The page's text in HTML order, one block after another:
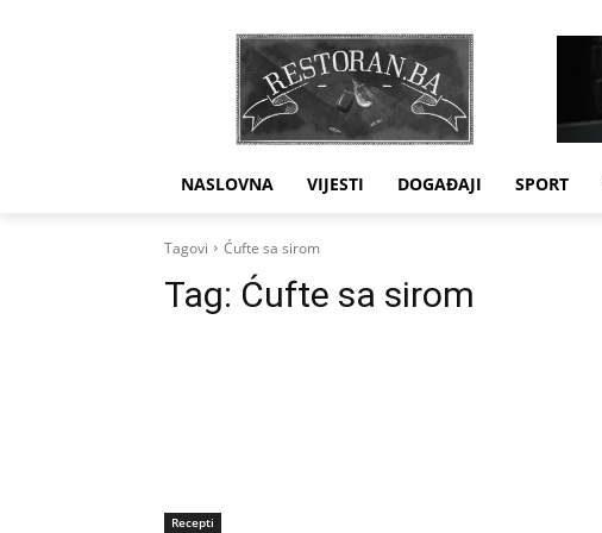
NASLOVNA VIJESTI DOGAĐAJI SPORT
Tagovi Ćufte sa sirom
Tag: Ćufte sa sirom
Recepti